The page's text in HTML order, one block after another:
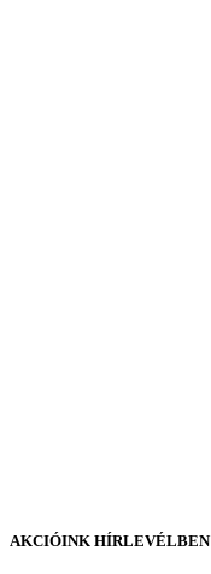
AKCIÓINK HÍRLEVÉLBEN